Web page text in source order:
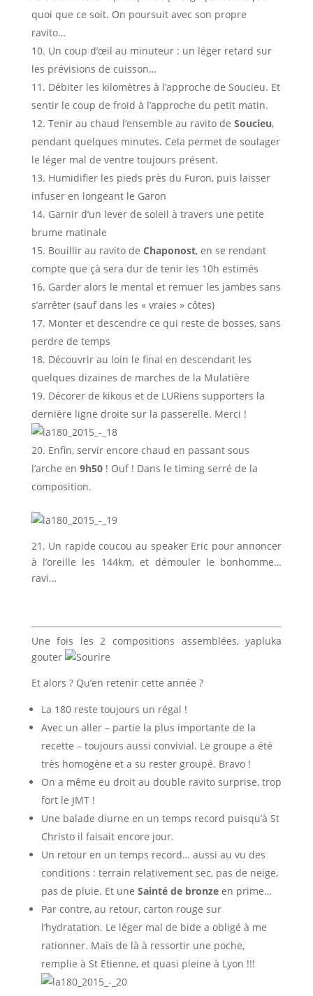
quoi que ce soit. On poursuit avec son propre
ravito…
Un coup d’œil au minuteur : un léger retard sur
les prévisions de cuisson…
Débiter les kilomètres à l’approche de Soucieu. Et
sentir le coup de froid à l’approche du petit matin.
Tenir au chaud l’ensemble au ravito de Soucieu,
pendant quelques minutes. Cela permet de soulager
le léger mal de ventre toujours présent.
Humidifier les pieds près du Furon, puis laisser
infuser en longeant le Garon
Garnir d’un lever de soleil à travers une petite
brume matinale
Bouillir au ravito de Chaponost, en se rendant
compte que çà sera dur de tenir les 10h estimés
Garder alors le mental et remuer les jambes sans
s’arrêter (sauf dans les « vraies » côtes)
Monter et descendre ce qui reste de bosses, sans
perdre de temps
Découvrir au loin le final en descendant les
quelques dizaines de marches de la Mulatière
Décorer de kikous et de LURiens supporters la
dernière ligne droite sur la passerelle. Merci !
Enfin, servir encore chaud en passant sous
l’arche en 9h50! Ouf ! Dans le timing serré de la
composition.
21. Un rapide coucou au speaker Eric pour annoncer
à l’oreille les 144km, et démouler le bonhomme…
ravi…
Une fois les 2 compositions assemblées, yapluka
gouter
Et alors ? Qu’en retenir cette année ?
La 180 reste toujours un régal !
Avec un aller – partie la plus importante de la
recette – toujours aussi convivial. Le groupe a été
très homogène et a su rester groupé. Bravo !
On a même eu droit au double ravito surprise, trop
fort le JMT !
Une balade diurne en un temps record puisqu’à St
Christo il faisait encore jour.
Un retour en un temps record… aussi au vu des
conditions : terrain relativement sec, pas de neige,
pas de pluie. Et une Sainté de bronzeen prime…
Par contre, au retour, carton rouge sur
l’hydratation. Le léger mal de bide a obligé à me
rationner. Mais de là à ressortir une poche,
remplie à St Etienne, et quasi pleine à Lyon !!!